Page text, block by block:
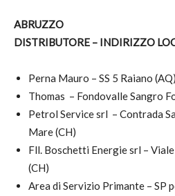
ABRUZZO
DISTRIBUTORE – INDIRIZZO
Perna Mauro – SS 5 Raiano (AQ)
Thomas – Fondovalle Sangro
Petrol Service srl – Contrada
Mare (CH)
Fll. Boschetti Energie srl –
(CH)
Area di Servizio Primante – SP